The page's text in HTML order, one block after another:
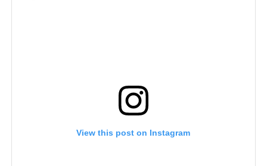
View this post on Instagram